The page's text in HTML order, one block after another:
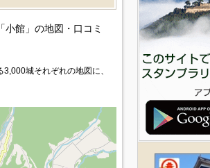
館」の地図・口コミ
城それぞれの地図に、